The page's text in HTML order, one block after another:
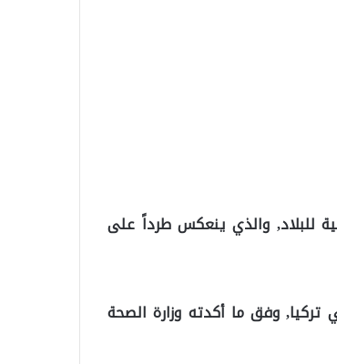
للبلاد, والذي ينعكس طرداً على
تركيا, وفق ما أكدته وزارة الصحة